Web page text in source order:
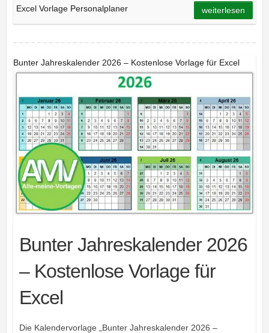
Excel Vorlage Personalplaner weiterlesen
Bunter Jahreskalender 2026 – Kostenlose Vorlage für Excel
Bunter Jahreskalender 2026
– Kostenlose Vorlage für
Excel
Die Kalendervorlage „Bunter Jahreskalender 2026 –